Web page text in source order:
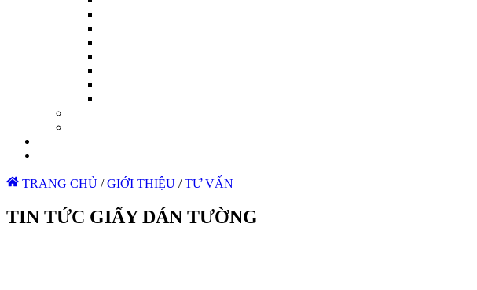
TRANG CHỦ / GIỚI THIỆU / TƯ VẤN
TIN TỨC GIẤY DÁN TƯỜNG